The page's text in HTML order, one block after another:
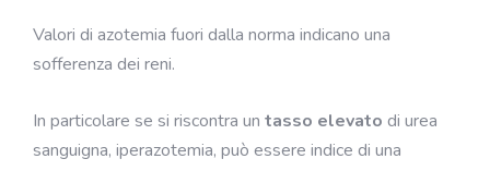
Valori di azotemia fuori dalla norma indicano una
sofferenza dei reni.
In particolare se si riscontra un tasso elevato di urea
sanguigna, iperazotemia, può essere indice di una